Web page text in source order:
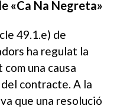
«Ca Na Negreta»
49.1.e) de
ha regulat la
una causa
contracte. A la
que una resolució